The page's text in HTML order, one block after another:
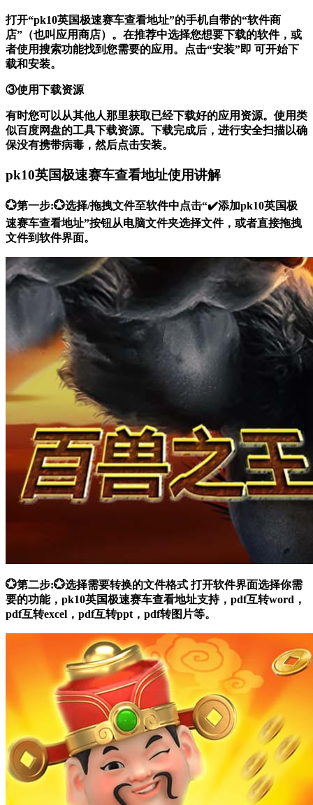
打开“pk10英国极速赛车查看地址”的手机自带的“软件商
店”（也叫应用商店）。在推荐中选择您想要下载的软件，或
者使用搜索功能找到您需要的应用。点击“安装”即 可开始下
载和安装。
③使用下载资源
有时您可以从其他人那里获取已经下载好的应用资源。使用类
似百度网盘的工具下载资源。下载完成后，进行安全扫描以确
保没有携带病毒，然后点击安装。
pk10英国极速赛车查看地址使用讲解
💮第一步:💮选择/拖拽文件至软件中点击“✔️添加pk10英国极
速赛车查看地址”按钮从电脑文件夹选择文件，或者直接拖拽
文件到软件界面。
💮第二步:💮选择需要转换的文件格式 打开软件界面选择你需
要的功能，pk10英国极速赛车查看地址支持，pdf互转word，
pdf互转excel，pdf互转ppt，pdf转图片等。